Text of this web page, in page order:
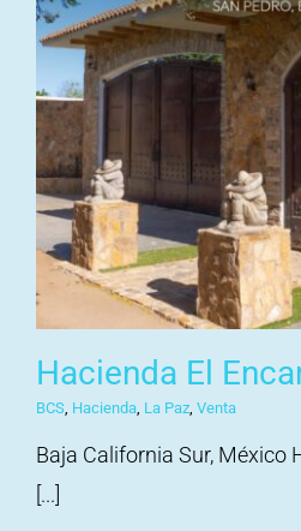
Hacienda El
BCS, Hacienda, La Paz, Venta
Baja California Sur, México
[...]